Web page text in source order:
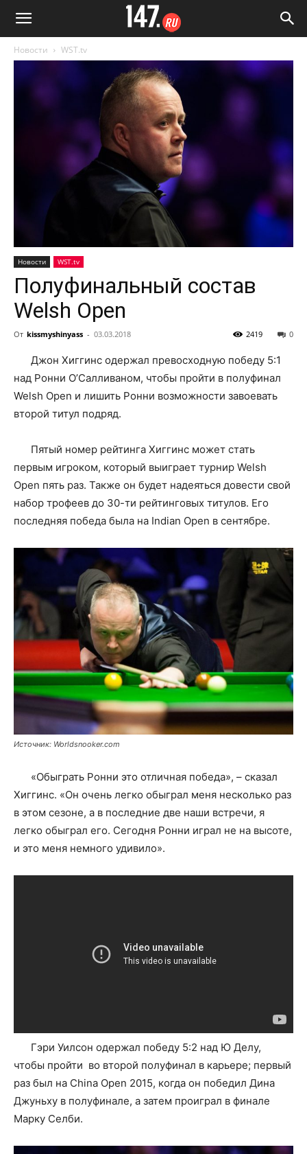
Новости WST.tv
Новости WST.tv
Полуфинальный состав
Welsh Open
От kissmyshinyass - 03.03.2018 0
2419
Джон Хиггинс одержал превосходную победу 5:1
над Ронни О’Салливаном, чтобы пройти в полуфинал
Welsh Open и лишить Ронни возможности завоевать
второй титул подряд.
Пятый номер рейтинга Хиггинс может стать
первым игроком, который выиграет турнир Welsh
Open пять раз. Также он будет надеяться довести свой
набор трофеев до 30-ти рейтинговых титулов. Его
последняя победа была на Indian Open в сентябре.
Источник: Worldsnooker.com
«Обыграть Ронни это отличная победа», – сказал
Хиггинс. «Он очень легко обыграл меня несколько раз
в этом сезоне, а в последние две наши встречи, я
легко обыграл его. Сегодня Ронни играл не на высоте,
и это меня немного удивило».
Гэри Уилсон одержал победу 5:2 над Ю Делу,
чтобы пройти во второй полуфинал в карьере; первый
раз был на China Open 2015, когда он победил Дина
Джуньху в полуфинале, а затем проиграл в финале
Марку Селби.